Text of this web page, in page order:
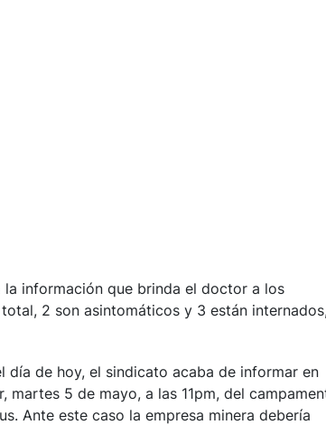
información que brinda el doctor a los
2 son asintomáticos y 3 están
de hoy, el sindicato acaba de informar en
5 de mayo, a las 11pm, del
Ante este caso la empresa minera debería